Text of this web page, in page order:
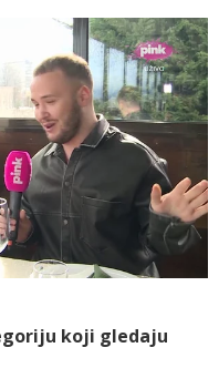
koji gledaju